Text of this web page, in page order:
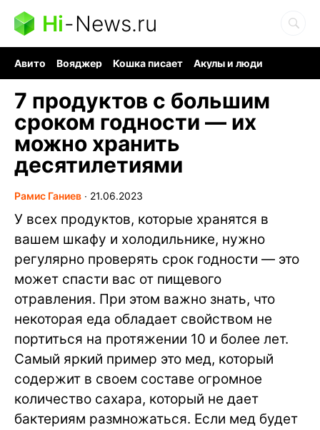
Hi-News.ru
Авито Вояджер Кошка писает
Акулы и люди
7 продуктов с большим
сроком годности — их
можно хранить
десятилетиями
Рамис Ганиев ∙ 21.06.2023
У всех продуктов, которые хранятся в
вашем шкафу и холодильнике, нужно
регулярно проверять срок годности — это
может спасти вас от пищевого
отравления. При этом важно знать, что
некоторая еда обладает свойством не
портиться на протяжении 10 и более лет.
Самый яркий пример это мед, который
содержит в своем составе огромное
количество сахара, который не дает
бактериям размножаться. Если мед будет